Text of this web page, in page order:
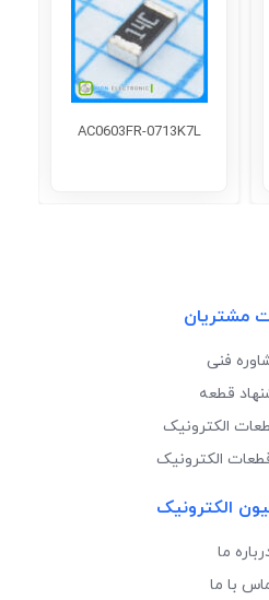
AC0603FR-0713K7L
مشتریان
فنی
قطعه
الکترونیک
الکترونیک
الکترونیک
ما
با ما